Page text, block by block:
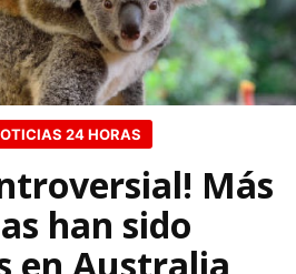
24 HORAS
Más
han sido